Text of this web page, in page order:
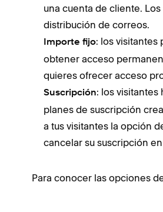
una cuenta de cliente.
distribución de correos.
Importe fijo: los visitantes
obtener acceso
quieres ofrecer acceso
Suscripción: los
planes de suscripción
a tus visitantes la opción
cancelar su suscripción
Para conocer las opciones